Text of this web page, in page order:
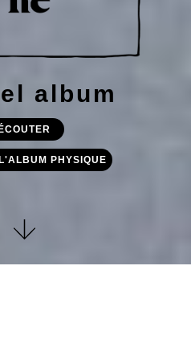
album
PHYSIQUE